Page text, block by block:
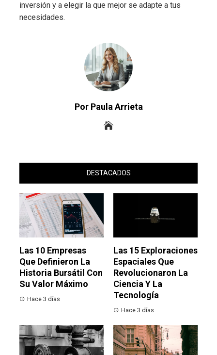
inversión y a elegir la que mejor se adapte a tus
necesidades.
Por Paula Arrieta
DESTACADOS
Las 10 Empresas
Que Definieron La
Historia Bursátil Con
Su Valor Máximo
Hace 3 días
Las 15 Exploraciones
Espaciales Que
Revolucionaron La
Ciencia Y La
Tecnología
Hace 3 días